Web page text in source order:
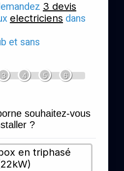
3 devis
electriciens dans
et sans
3 4 5 6
souhaitez-vous
?
en triphasé